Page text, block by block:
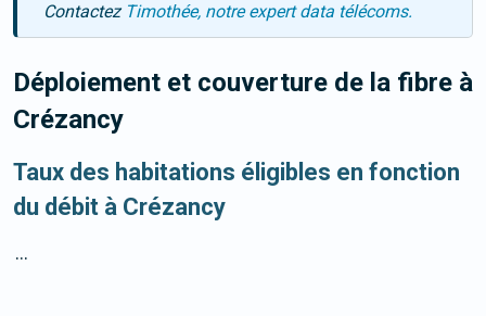
Contactez Timothée, notre expert data télécoms.
Déploiement et couverture de la fibre à
Crézancy
Taux des habitations éligibles en fonction
du débit à Crézancy
...